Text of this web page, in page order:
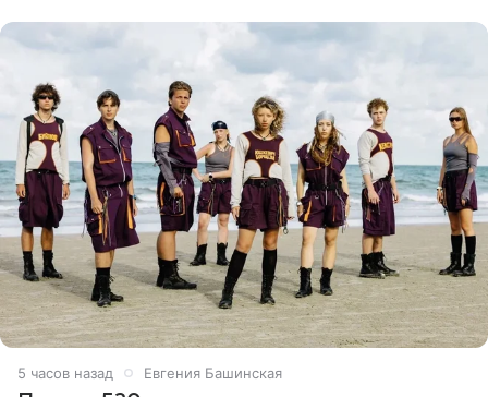
5 часов назад Евгения Башинская